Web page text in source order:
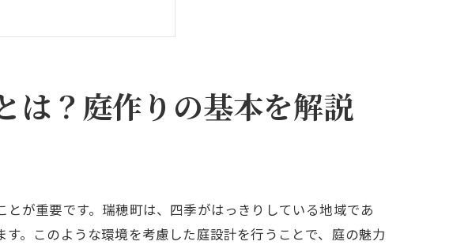
変化を楽しむ方法
は？庭作りの基本を解説
が重要です。瑞穂町は、四季がはっきりしている地域であ
。このような環境を考慮した庭設計を行うことで、庭の魅力